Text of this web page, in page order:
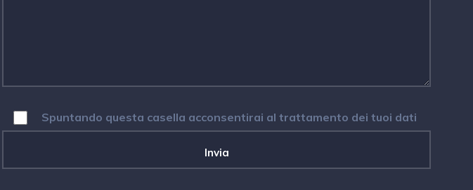
Spuntando questa casella acconsentirai al trattamento dei tuoi dati